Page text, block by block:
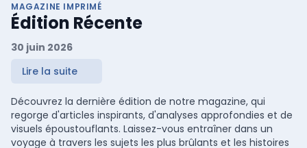
MAGAZINE IMPRIMÉ
Édition Récente
30 juin 2026
Lire la suite
Découvrez la dernière édition de notre magazine, qui
regorge d'articles inspirants, d'analyses approfondies et de
visuels époustouflants. Laissez-vous entraîner dans un
voyage à travers les sujets les plus brûlants et les histoires